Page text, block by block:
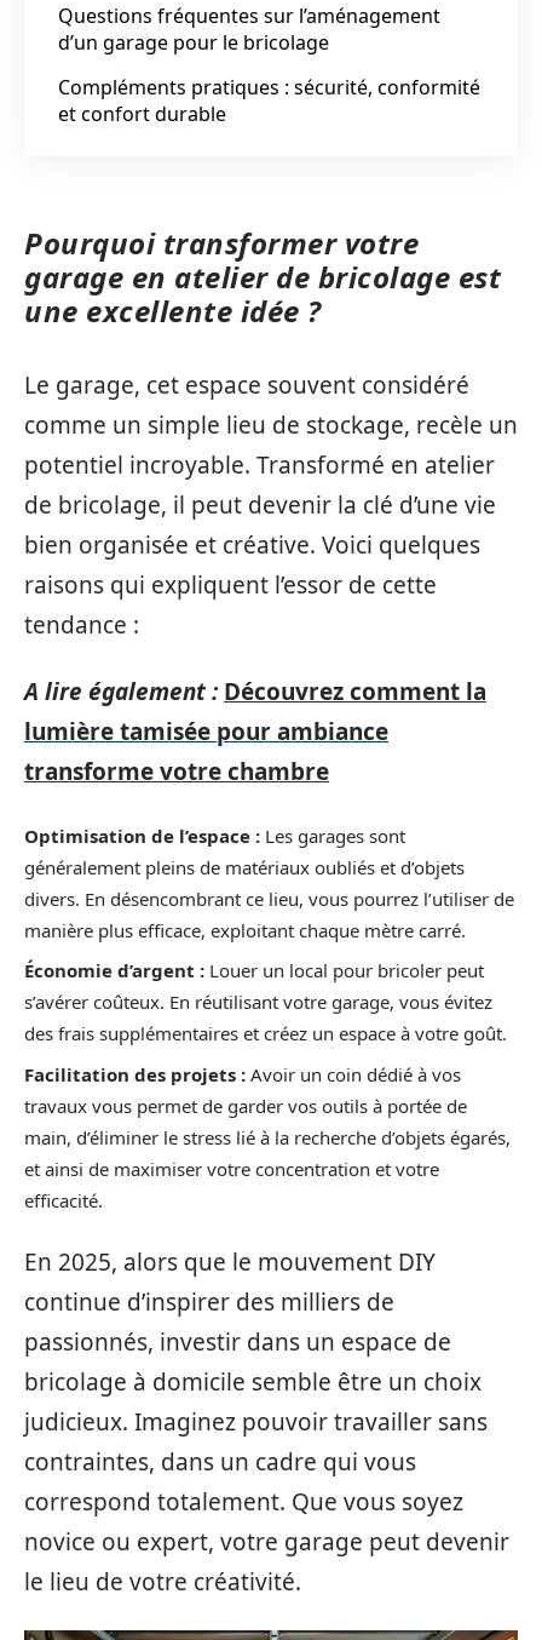
Questions fréquentes sur l’aménagement
d’un garage pour le bricolage
Compléments pratiques : sécurité, conformité
et confort durable
Pourquoi transformer votre
garage en atelier de bricolage est
une excellente idée ?
Le garage, cet espace souvent considéré
comme un simple lieu de stockage, recèle un
potentiel incroyable. Transformé en atelier
de bricolage, il peut devenir la clé d’une vie
bien organisée et créative. Voici quelques
raisons qui expliquent l’essor de cette
tendance :
A lire également : Découvrez comment la
lumière tamisée pour ambiance
transforme votre chambre
Optimisation de l’espace : Les garages sont
généralement pleins de matériaux oubliés et d’objets
divers. En désencombrant ce lieu, vous pourrez l’utiliser de
manière plus efficace, exploitant chaque mètre carré.
Économie d’argent : Louer un local pour bricoler peut
s’avérer coûteux. En réutilisant votre garage, vous évitez
des frais supplémentaires et créez un espace à votre goût.
Facilitation des projets : Avoir un coin dédié à vos
travaux vous permet de garder vos outils à portée de
main, d’éliminer le stress lié à la recherche d’objets égarés,
et ainsi de maximiser votre concentration et votre
efficacité.
En 2025, alors que le mouvement DIY
continue d’inspirer des milliers de
passionnés, investir dans un espace de
bricolage à domicile semble être un choix
judicieux. Imaginez pouvoir travailler sans
contraintes, dans un cadre qui vous
correspond totalement. Que vous soyez
novice ou expert, votre garage peut devenir
le lieu de votre créativité.